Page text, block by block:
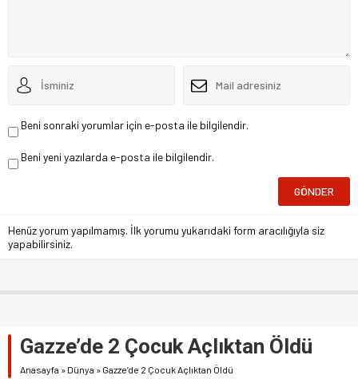
Beni sonraki yorumlar için e-posta ile bilgilendir.
Beni yeni yazılarda e-posta ile bilgilendir.
Henüz yorum yapılmamış. İlk yorumu yukarıdaki form aracılığıyla siz
yapabilirsiniz.
Gazze’de 2 Çocuk Açlıktan Öldü
Anasayfa » Dünya » Gazze’de 2 Çocuk Açlıktan Öldü